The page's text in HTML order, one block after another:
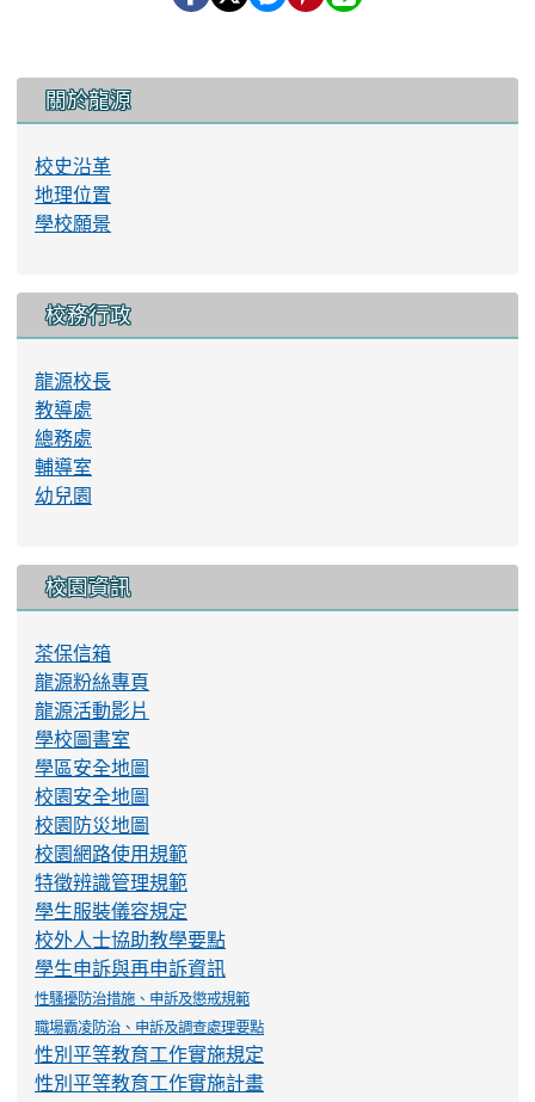
關於龍源
校史沿革
地理位置
學校願景
校務行政
龍源校長
教導處
總務處
輔導室
幼兒園
校園資訊
茶保信箱
龍源粉絲專頁
龍源活動影片
學校圖書室
學區安全地圖
校園安全地圖
校園防災地圖
校園網路使用規範
特徵辨識管理規範
學生服裝儀容規定
校外人士協助教學要點
學生申訴與再申訴資訊
性騷擾防治措施、申訴及懲戒規範
職場霸凌防治、申訴及調查處理要點
性別平等教育工作實施規定
性別平等教育工作實施計畫